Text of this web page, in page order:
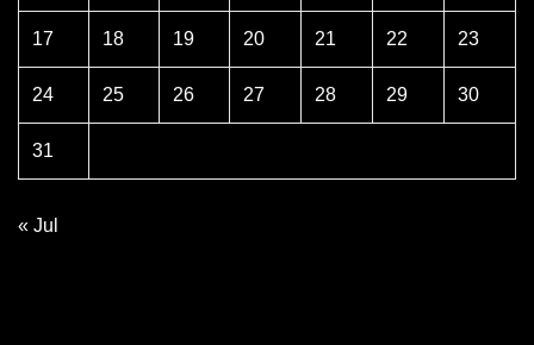
17 18 19 20 21 22 23
24 25 26 27 28 29 30
31
« Jul